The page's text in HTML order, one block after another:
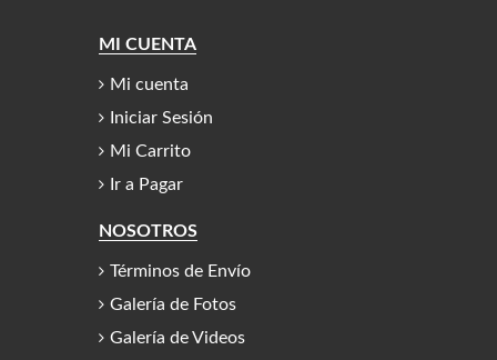
MI CUENTA
Mi cuenta
Iniciar Sesión
Mi Carrito
Ir a Pagar
NOSOTROS
Términos de Envío
Galería de Fotos
Galería de Videos